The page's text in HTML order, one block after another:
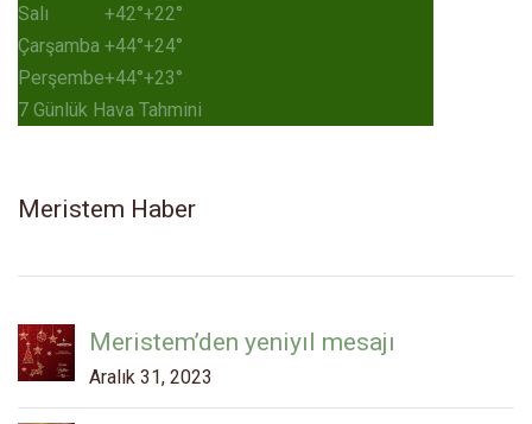
Salı
+42°+22°
Çarşamba +44°+24°
Perşembe+44°+23°
7 Günlük Hava Tahmini
Meristem Haber
Meristem’den yeniyıl mesajı
Aralık 31, 2023